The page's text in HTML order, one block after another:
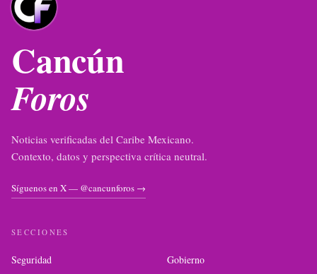
Cancún
Foros
Noticias verificadas del Caribe Mexicano.
Contexto, datos y perspectiva crítica neutral.
Síguenos en X — @cancunforos →
SECCIONES
Seguridad
Gobierno